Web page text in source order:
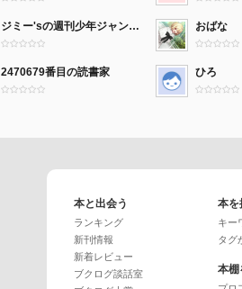
ジミー'sの週刊少年ジャンプとその他 おばな
2470679番目の読書家 ひろ
本と出会う
ランキング
新刊情報
新着レビュー
ブクログ談話室
本を
キー
タグ
本棚